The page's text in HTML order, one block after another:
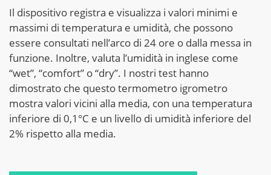
Il dispositivo registra e visualizza i valori minimi e
massimi di temperatura e umidità, che possono
essere consultati nell’arco di 24 ore o dalla messa in
funzione. Inoltre, valuta l’umidità in inglese come
“wet”, “comfort” o “dry”. I nostri test hanno
dimostrato che questo termometro igrometro
mostra valori vicini alla media, con una temperatura
inferiore di 0,1°C e un livello di umidità inferiore del
2% rispetto alla media.